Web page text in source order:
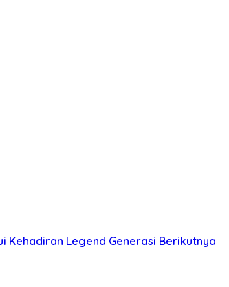
Kehadiran Legend Generasi Berikutnya